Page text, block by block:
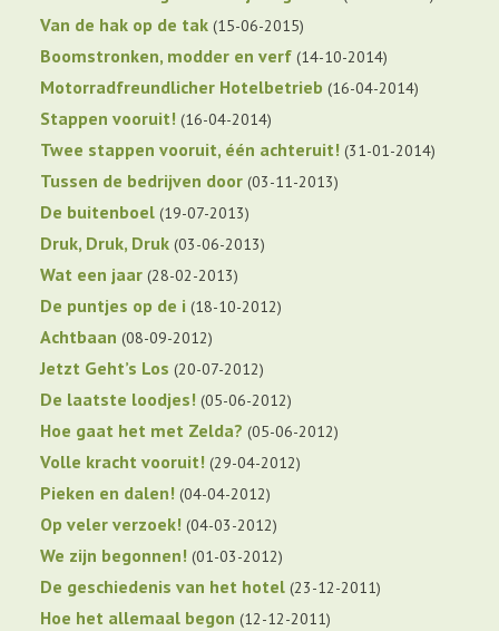
Van de hak op de tak 15-06-2015
Boomstronken, modder en verf 14-10-2014
Motorradfreundlicher Hotelbetrieb 16-04-2014
Stappen vooruit! 16-04-2014
Twee stappen vooruit, één achteruit! 31-01-2014
Tussen de bedrijven door 03-11-2013
De buitenboel 19-07-2013
Druk, Druk, Druk 03-06-2013
Wat een jaar 28-02-2013
De puntjes op de i 18-10-2012
Achtbaan 08-09-2012
Jetzt Geht’s Los 20-07-2012
De laatste loodjes! 05-06-2012
Hoe gaat het met Zelda? 05-06-2012
Volle kracht vooruit! 29-04-2012
Pieken en dalen! 04-04-2012
Op veler verzoek! 04-03-2012
We zijn begonnen! 01-03-2012
De geschiedenis van het hotel 23-12-2011
Hoe het allemaal begon 12-12-2011